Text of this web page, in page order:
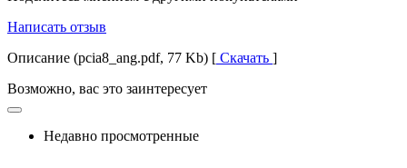
Написать отзыв
Описание (pcia8_ang.pdf, 77 Kb) [ Скачать ]
Возможно, вас это заинтересует
Недавно просмотренные